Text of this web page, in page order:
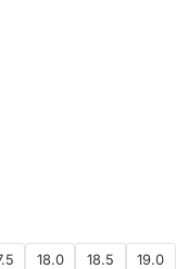
18.0 18.5 19.0